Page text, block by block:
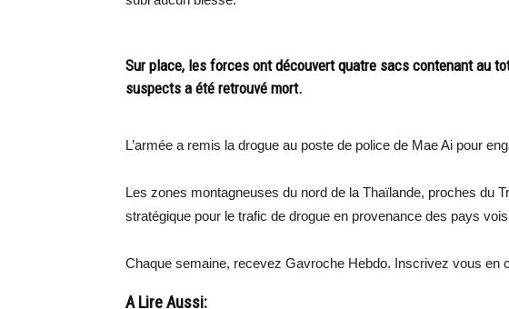
Sur place, les forces ont découvert quatre sacs contenant au
suspects a été retrouvé mort.
L’armée a remis la drogue au poste de police de Mae Ai pour
Les zones montagneuses du nord de la Thaïlande, proches du
stratégique pour le trafic de drogue en provenance des pays
Chaque semaine, recevez Gavroche Hebdo. Inscrivez vous en
A Lire Aussi: